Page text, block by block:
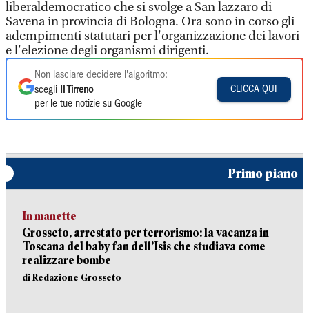
liberaldemocratico che si svolge a San lazzaro di
Savena in provincia di Bologna. Ora sono in corso gli
adempimenti statutari per l'organizzazione dei lavori
e l'elezione degli organismi dirigenti.
Non lasciare decidere l'algoritmo:
scegli
Il Tirreno
per le tue notizie su Google
CLICCA QUI
Primo piano
In manette
Grosseto, arrestato per terrorismo: la vacanza in
Toscana del baby fan dell’Isis che studiava come
realizzare bombe
di Redazione Grosseto